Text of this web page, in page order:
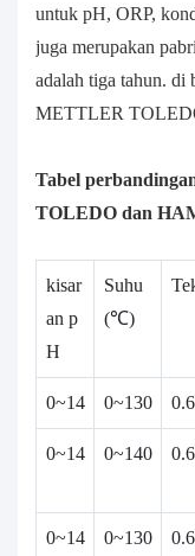
untuk pH, ORP,
juga merupakan
adalah tiga tahun. di
METTLER
Tabel
TOLEDO dan
kisar
an p
H
Suhu
(℃)
0~14 0~130 0.6
0~14 0~140 0.6
0~14 0~130 0.6